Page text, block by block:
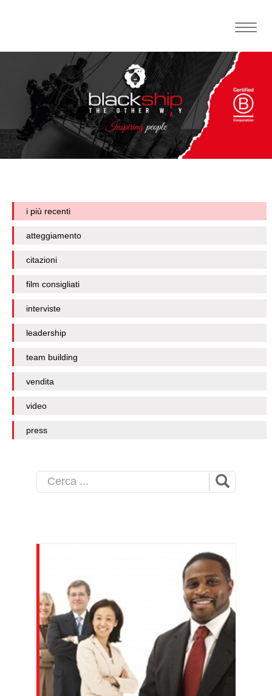
Toggle
i più recenti
atteggiamento
citazioni
film consigliati
interviste
leadership
team building
vendita
video
press